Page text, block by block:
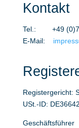
Kontakt
Tel.: +49
E-Mail:
Registergericht:
USt.-ID:
Geschäftsführer